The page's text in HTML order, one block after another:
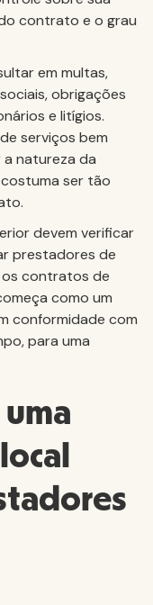
contrato e o grau
em multas,
obrigações
e litígios.
serviços bem
natureza da
ser tão
devem verificar
prestadores de
os contratos de
como um
conformidade com
para uma